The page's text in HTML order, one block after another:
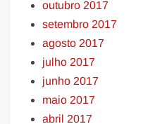
outubro 2017
setembro 2017
agosto 2017
julho 2017
junho 2017
maio 2017
abril 2017